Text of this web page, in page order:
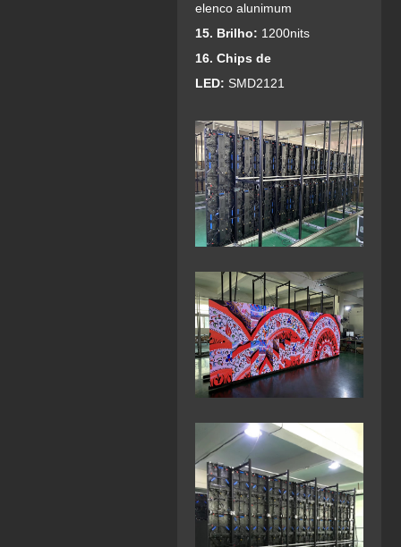
elenco alunimum
15. Brilho: 1200nits
16. Chips de
LED: SMD2121